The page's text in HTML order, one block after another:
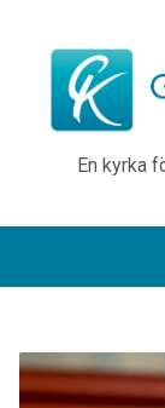
En kyrka